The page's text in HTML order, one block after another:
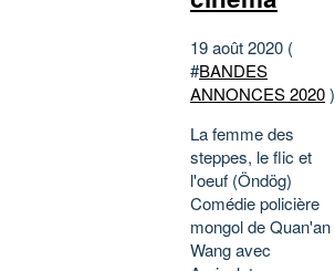
19 août 2020 (
#BANDES
ANNONCES 2020)
La femme des
steppes, le flic et
l'oeuf (Öndög)
Comédie policière
mongol de Quan'an
Wang avec